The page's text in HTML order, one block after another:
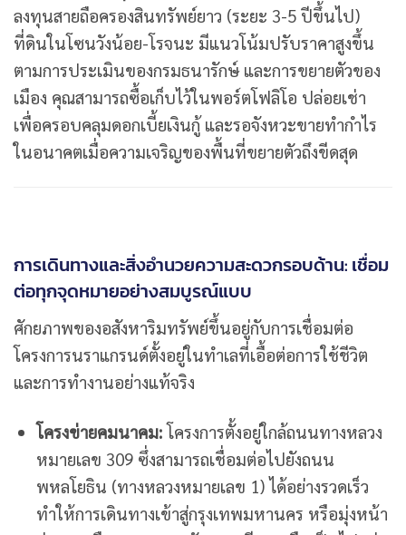
ลงทุนสายถือครองสินทรัพย์ยาว (ระยะ 3-5 ปีขึ้นไป)
ที่ดินในโซนวังน้อย-โรจนะ มีแนวโน้มปรับราคาสูงขึ้น
ตามการประเมินของกรมธนารักษ์ และการขยายตัวของ
เมือง คุณสามารถซื้อเก็บไว้ในพอร์ตโฟลิโอ ปล่อยเช่า
เพื่อครอบคลุมดอกเบี้ยเงินกู้ และรอจังหวะขายทำกำไร
ในอนาคตเมื่อความเจริญของพื้นที่ขยายตัวถึงขีดสุด
การเดินทางและสิ่งอำนวยความสะดวกรอบด้าน: เชื่อม
ต่อทุกจุดหมายอย่างสมบูรณ์แบบ
ศักยภาพของอสังหาริมทรัพย์ขึ้นอยู่กับการเชื่อมต่อ
โครงการนราแกรนด์ตั้งอยู่ในทำเลที่เอื้อต่อการใช้ชีวิต
และการทำงานอย่างแท้จริง
โครงข่ายคมนาคม:โครงการตั้งอยู่ใกล้ถนนทางหลวง
หมายเลข 309 ซึ่งสามารถเชื่อมต่อไปยังถนน
พหลโยธิน (ทางหลวงหมายเลข 1) ได้อย่างรวดเร็ว
ทำให้การเดินทางเข้าสู่กรุงเทพมหานคร หรือมุ่งหน้า